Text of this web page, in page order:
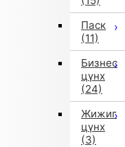
Паск
(11)
Бизнес
цүнх
(24)
Жижиг
цүнх
(3)
Navy)